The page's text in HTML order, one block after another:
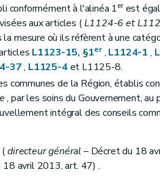
2005, art. 15 Attributions du
de la naissance ou de l'adoption
conformément à l'alinéa 1erest
aux articles (L1124-6 et
la mesure où ils réfèrent à une
L1123-15, §1er, L1124-1 ,
37, L1125-4et L1125-8.
communes de la Région, établis
, par les soins du Gouvernement, au
intégral des conseils
(directeur général – Décret du 18
avril 2013, art. 47) .